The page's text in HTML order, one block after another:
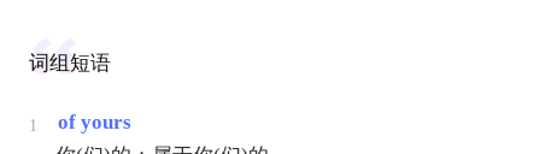
词组短语
1
of yours